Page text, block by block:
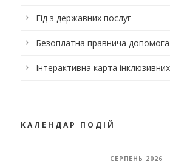
Гід з державних послуг
Безоплатна правнича допомога
Інтерактивна карта
КАЛЕНДАР ПОДІЙ
СЕРПЕНЬ 2026